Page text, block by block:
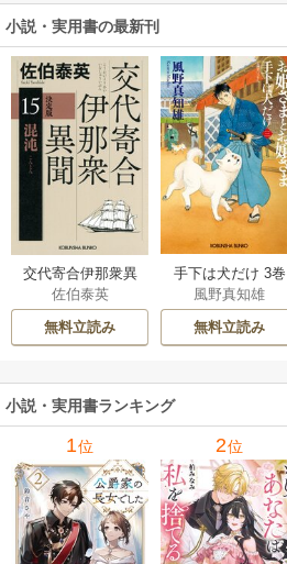
小説・実用書の最新刊
交代寄合伊那衆異
聞 15巻
佐伯泰英
無料立読み
手下は犬だけ 3巻
風野真知雄
無料立読み
小説・実用書ランキング
1位 2位